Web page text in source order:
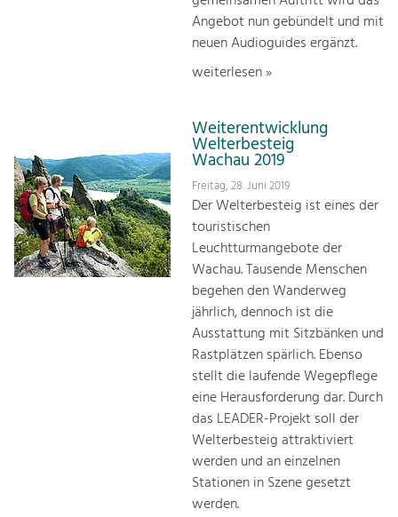
Angebot nun gebündelt und mit
neuen Audioguides ergänzt.
weiterlesen »
Weiterentwicklung
Welterbesteig
Wachau 2019
Freitag, 28. Juni 2019
Der Welterbesteig ist eines der
touristischen
Leuchtturmangebote der
Wachau. Tausende Menschen
begehen den Wanderweg
jährlich, dennoch ist die
Ausstattung mit Sitzbänken und
Rastplätzen spärlich. Ebenso
stellt die laufende Wegepflege
eine Herausforderung dar. Durch
das LEADER-Projekt soll der
Welterbesteig attraktiviert
werden und an einzelnen
Stationen in Szene gesetzt
werden.